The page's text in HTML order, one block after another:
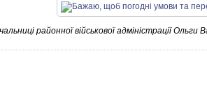
районної військової адміністрації Ольги